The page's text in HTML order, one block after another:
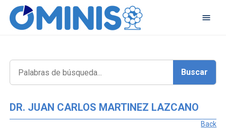
DR. JUAN CARLOS MARTINEZ LAZCANO
Back